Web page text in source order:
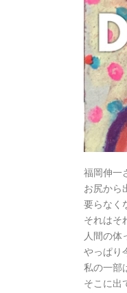
福岡伸一
お尻から
要らなく
それはそ
人間の体
やっぱり
私の一部
そこに出